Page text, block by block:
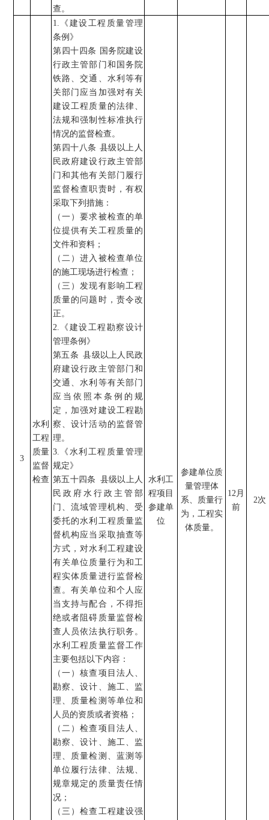
查。
3
水利
工程
质量
监督
检查
1. 《建设工程质量管理
条例》
第四十四条
国务院建设
行政主管部门和国务院
铁路、交通、水利等有
关部门应当加强对有关
建设工程质量的法律、
法规和强制性标准执行
情况的监督检查。
第四十八条 县级以上人
民政府建设行政主管部
门和其他有关部门履行
监督检查职责时，有权
采取下列措施：
（一）要求被检查的单
位提供有关工程质量的
文件和资料 ；
（二）进入被检查单位
的施工现场进行检查；
（三）发现有影响工程
质量的问题时，责令改
正。
2. 《建设工程勘察设计
管理条例》
第五条 县级以上人民政
府建设行政主管部门和
交通、水利等有关部门
应当依照本条例的规
定，加强对建设工程勘
察、设计活动的监督管
理。
3. 《水利工程质量管理
规定》
第五十四条 县级以上人
民政府水行政主管部
门、流域管理机构、受
委托的水利工程质量监
督机构应当采取抽查等
方式，对水利工程建设
有关单位质量行为和工
程实体质量进行监督检
查。有关单位和个人应
当支持与配合，不得拒
绝或者阻碍质量监督检
查人员依法执行职务。
水利工程质量监督工作
主要包括以下内容：
（一）核查项目法人、
勘察、设计、施工、监
理、质量检测等单位和
人员的资质或者资格 ；
（二）检查项目法人、
勘察、设计、施工、监
理、质量检测、蓝测等
单位履行法律、法规、
规章规定的质量责任情
况；
（三）检查工程建设强
水利工
程项目
参建单
位
参建单位质
量管理体
系、质量行
为，工程实
体质量。
12月
前
2次